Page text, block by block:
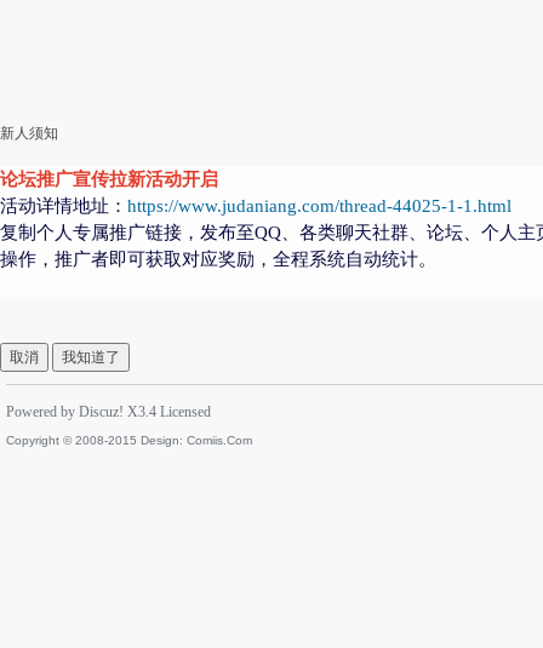
新人须知
论坛推广宣传拉新活动开启
活动详情地址： https://www.judaniang.com/thread-44025-1-1.html
复制个人专属推广链接，发布至QQ、各类聊天社群、论坛、个人
操作，推广者即可获取对应奖励，全程系统自动统计。
取消 我知道了
Powered by Discuz! X3.4 Licensed
Copyright © 2008-2015 Design: Comiis.Com